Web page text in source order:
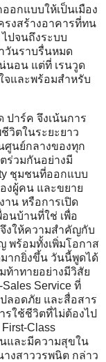
อกแบบให้เป็นเมือง
งสร้างอาคารที่ทน
ปจนถึงระบบ
วันราบรื่นหมด
นอน แต่ที่ เรนวูด
จและพร้อมสำหรับ
ปาร์ค จึงเน้นการ
วิตในระยะยาว
ศูนย์กลางของทุก
ร่วมกันอย่างมี
ชุมชนที่ออกแบบ
งผู้คน และขยาย
น หรือการเปิด
นบ้านที่ใช่ เพื่อ
งให้ความสำคัญกับ
พร้อมทั้งเพิ่มโอกาส
ากยิ่งขึ้น วันนี้พูดได้
ท้าทายอย่างมีวิสัย
Service ที่
ลอดภัย และสื่อสาร
ใช้ชีวิตที่ไม่ต้องไป
Class
และมีความสุขใน
างสาววรพนิต กล่าว